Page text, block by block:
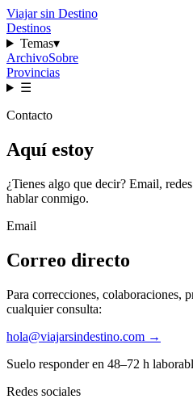
Viajar sin Destino
Destinos
Temas▾
ArchivoSobre
Provincias
☰
Contacto
Aquí estoy
¿Tienes algo que decir? Email,
hablar conmigo.
Email
Correo directo
Para correcciones, colaboraciones,
cualquier consulta:
hola@viajarsindestino.com →
Suelo responder en 48–72 h
Redes sociales